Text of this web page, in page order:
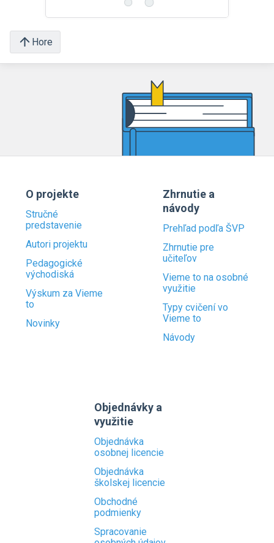
Hore
O projekte
Stručné
predstavenie
Autori projektu
Pedagogické
východiská
Výskum za Vieme
to
Novinky
Zhrnutie a
návody
Prehľad podľa ŠVP
Zhrnutie pre
učiteľov
Vieme to na osobné
využitie
Typy cvičení vo
Vieme to
Návody
Objednávky a
využitie
Objednávka
osobnej licencie
Objednávka
školskej licencie
Obchodné
podmienky
Spracovanie